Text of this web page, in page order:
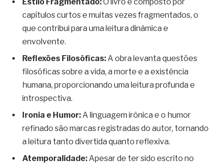
Estilo Fragmentado:O livro é composto por
capítulos curtos e muitas vezes fragmentados, o
que contribui para uma leitura dinâmica e
envolvente.
Reflexões Filosóficas:A obra levanta questões
filosóficas sobre a vida, a morte e a existência
humana, proporcionando uma leitura profunda e
introspectiva.
Ironia e Humor:A linguagem irônica e o humor
refinado são marcas registradas do autor, tornando
a leitura tanto divertida quanto reflexiva.
Atemporalidade:Apesar de ter sido escrito no